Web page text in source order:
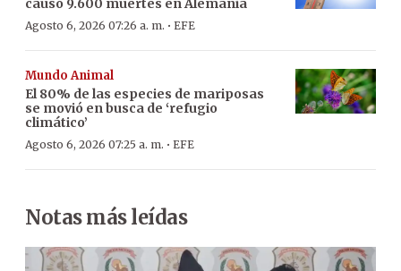
causó 9.600 muertes en Alemania
Agosto 6, 2026 07:26 a. m. · EFE
Mundo Animal
El 80% de las especies de mariposas
se movió en busca de ‘refugio
climático’
Agosto 6, 2026 07:25 a. m. · EFE
Notas más leídas